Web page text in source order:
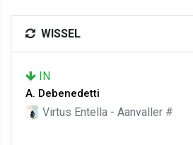
WISSEL
IN
A. Debenedetti
Virtus Entella - Aanvaller #